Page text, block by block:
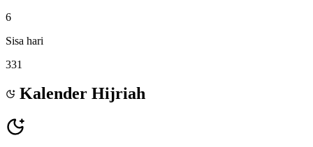
6
Sisa hari
331
Kalender Hijriah